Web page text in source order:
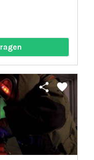
share favorite